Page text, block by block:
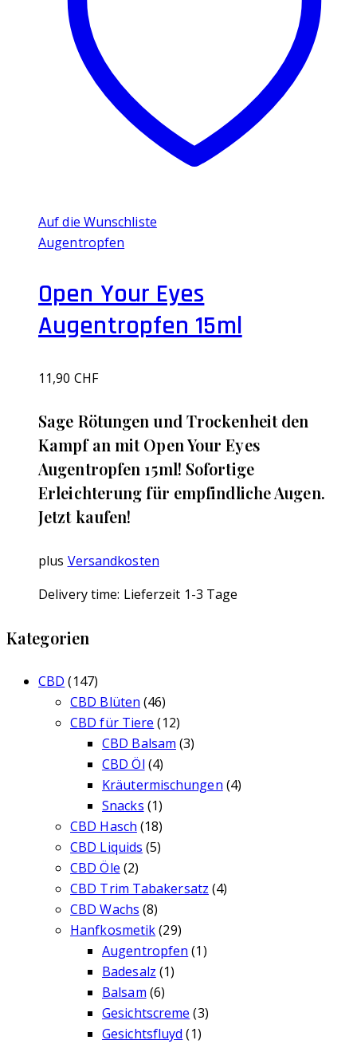
Auf die Wunschliste
Augentropfen
Open Your Eyes
Augentropfen 15ml
11,90 CHF
Sage Rötungen und Trockenheit den
Kampf an mit Open Your Eyes
Augentropfen 15ml! Sofortige
Erleichterung für empfindliche Augen.
Jetzt kaufen!
plus Versandkosten
Delivery time: Lieferzeit 1-3 Tage
Kategorien
CBD (147)
CBD Blüten (46)
CBD für Tiere (12)
CBD Balsam (3)
CBD Öl (4)
Kräutermischungen (4)
Snacks (1)
CBD Hasch (18)
CBD Liquids (5)
CBD Öle (2)
CBD Trim Tabakersatz (4)
CBD Wachs (8)
Hanfkosmetik(29)
Augentropfen (1)
Badesalz (1)
Balsam (6)
Gesichtscreme (3)
Gesichtsfluyd (1)